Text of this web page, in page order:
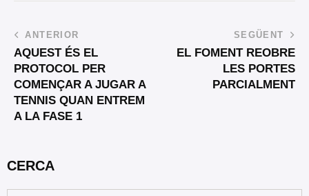
ANTERIOR
AQUEST ÉS EL
PROTOCOL PER
COMENÇAR A JUGAR A
TENNIS QUAN ENTREM
A LA FASE 1
SEGÜENT
EL FOMENT REOBRE
LES PORTES
PARCIALMENT
CERCA